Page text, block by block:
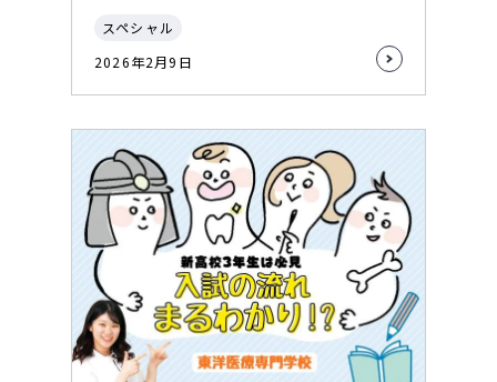
スペシャル
2026年2月9日